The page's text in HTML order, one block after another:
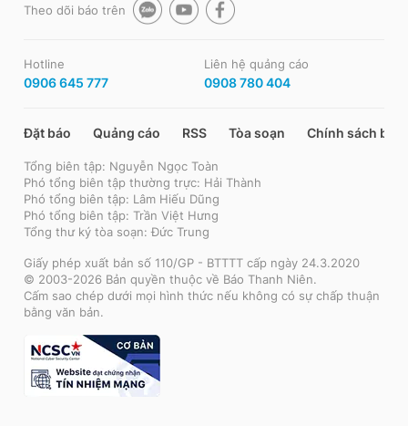
Theo dõi báo trên
Hotline
0906 645 777
Liên hệ quảng cáo
0908 780 404
Đặt báo Quảng cáo RSS Tòa soạn Chính sách bảo
Tổng biên tập: Nguyễn Ngọc Toàn
Phó tổng biên tập thường trực: Hải Thành
Phó tổng biên tập: Lâm Hiếu Dũng
Phó tổng biên tập: Trần Việt Hưng
Tổng thư ký tòa soạn: Đức Trung
Giấy phép xuất bản số 110/GP - BTTTT cấp ngày 24.3.2020
© 2003-2026 Bản quyền thuộc về Báo Thanh Niên.
Cấm sao chép dưới mọi hình thức nếu không có sự chấp thuận
bằng văn bản.